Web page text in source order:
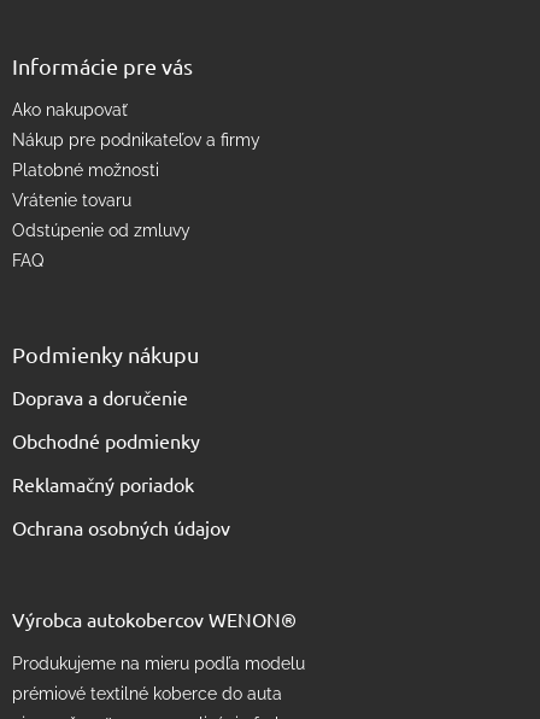
Informácie pre vás
Ako nakupovať
Nákup pre podnikateľov a firmy
Platobné možnosti
Vrátenie tovaru
Odstúpenie od zmluvy
FAQ
Podmienky nákupu
Doprava a doručenie
Obchodné podmienky
Reklamačný poriadok
Ochrana osobných údajov
Výrobca autokobercov WENON®
Produkujeme na mieru podľa modelu
prémiové textilné koberce do auta